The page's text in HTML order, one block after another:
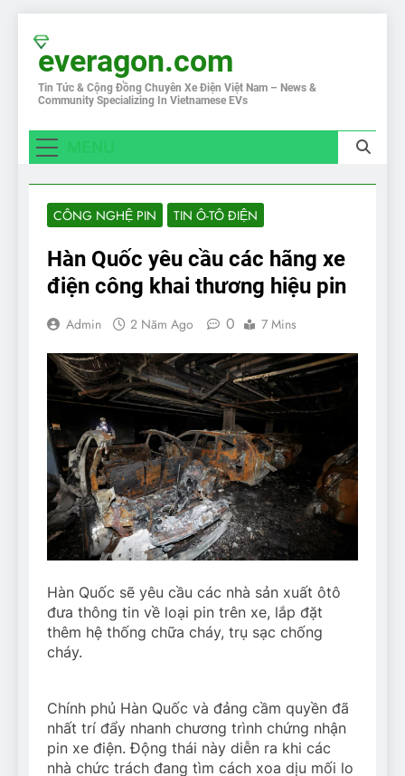
content
everagon.com
Tin Tức & Cộng Đồng Chuyên Xe Điện Việt Nam – News &
Community Specializing In Vietnamese EVs
CÔNG NGHỆ PIN TIN Ô-TÔ ĐIỆN
Hàn Quốc yêu cầu các hãng xe
điện công khai thương hiệu pin
Admin 2 Năm Ago 0 7 Mins
Hàn Quốc sẽ yêu cầu các nhà sản xuất ôtô
đưa thông tin về loại pin trên xe, lắp đặt
thêm hệ thống chữa cháy, trụ sạc chống
cháy.
Chính phủ Hàn Quốc và đảng cầm quyền đã
nhất trí đẩy nhanh chương trình chứng nhận
pin xe điện. Động thái này diễn ra khi các
nhà chức trách đang tìm cách xoa dịu mối lo